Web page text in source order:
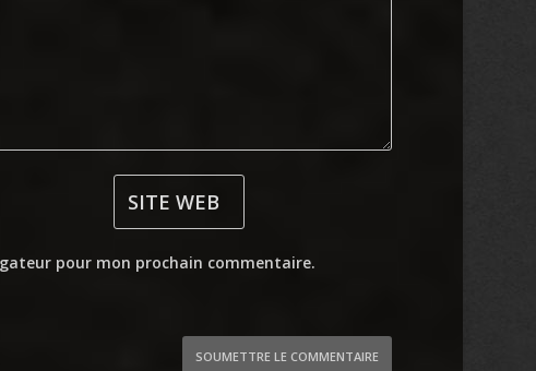
pour mon prochain commentaire.
SOUMETTRE LE COMMENTAIRE